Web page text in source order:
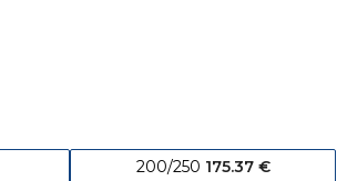
200/250 175.37 €